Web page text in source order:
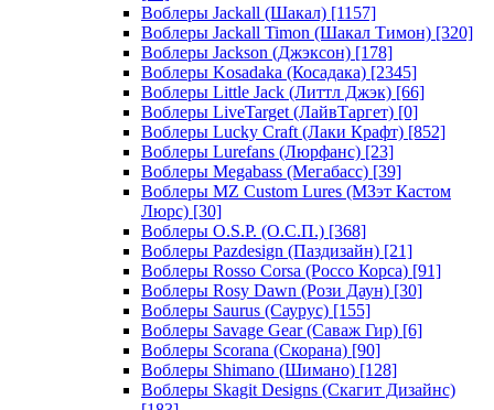
Воблеры Jackall (Шакал) [1157]
Воблеры Jackall Timon (Шакал Тимон) [320]
Воблеры Jackson (Джэксон) [178]
Воблеры Kosadaka (Косадака) [2345]
Воблеры Little Jack (Литтл Джэк) [66]
Воблеры LiveTarget (ЛайвТаргет) [0]
Воблеры Lucky Craft (Лаки Крафт) [852]
Воблеры Lurefans (Люрфанс) [23]
Воблеры Megabass (Мегабасс) [39]
Воблеры MZ Custom Lures (МЗэт Кастом
Люрс) [30]
Воблеры O.S.P. (О.С.П.) [368]
Воблеры Pazdesign (Паздизайн) [21]
Воблеры Rosso Corsa (Россо Корса) [91]
Воблеры Rosy Dawn (Рози Даун) [30]
Воблеры Saurus (Саурус) [155]
Воблеры Savage Gear (Саваж Гир) [6]
Воблеры Scorana (Скорана) [90]
Воблеры Shimano (Шимано) [128]
Воблеры Skagit Designs (Скагит Дизайнс)